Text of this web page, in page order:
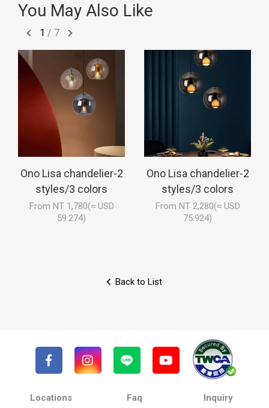
You May Also Like
1 / 7
Ono Lisa chandelier-2
styles/3 colors
From NT 1,780(≈ USD
59.274)
Ono Lisa chandelier-2
styles/3 colors
From NT 2,280(≈ USD
75.924)
Back to List
Locations Faq Inquiry